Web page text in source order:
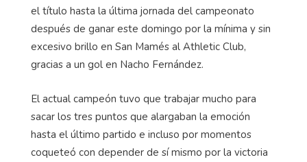
el título hasta la última jornada del campeonato
después de ganar este domingo por la mínima y sin
excesivo brillo en San Mamés al Athletic Club,
gracias a un gol en Nacho Fernández.
El actual campeón tuvo que trabajar mucho para
sacar los tres puntos que alargaban la emoción
hasta el último partido e incluso por momentos
coqueteó con depender de sí mismo por la victoria